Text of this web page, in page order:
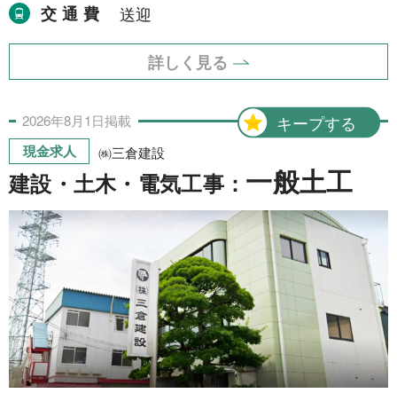
交通費
送迎
詳しく見る
キープする
2026年8月1日掲載
現金求人 ㈱三倉建設
建設・土木・電気工事： 一般土工